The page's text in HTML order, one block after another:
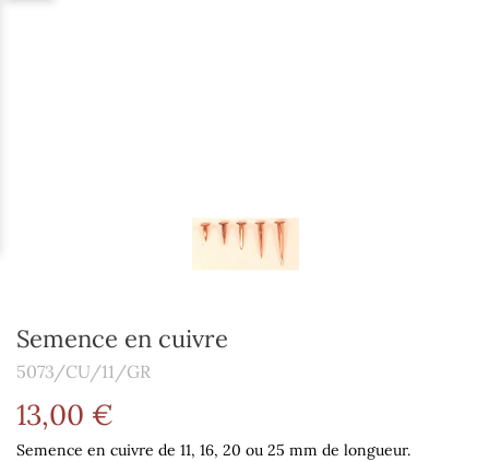
Semence en cuivre
5073/CU/11/GR
13,00 €
Semence en cuivre de 11, 16, 20 ou 25 mm de longueur.